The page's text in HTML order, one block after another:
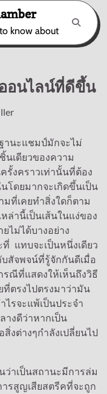
know about
อนไลน์ที่ดีขึ้น
านะแชมป์มักจะไม่
เดียวของความ
รั้งคราวเท่านั้นที่ต้อง
ดยมากจะเกิดขึ้นเป็น
ที่เคยทำสิ่งใดก็ตาม
ล่านี้เป็นเส้นในแง่ของ
ไม่ได้บางอย่าง
แทบจะเป็นหนึ่งเดียว
สัจพจน์ที่รู้จักกันดีเมื่อ
ณีที่แสดงให้เห็นถึงวิธี
ตรงไปตรงมาว่ามัน
ไรจะแพ้เป็นประจำ
างดีว่าหากเป็น
ต่างๆกำลังเปลี่ยนไป
ว่าเป็นสถานะมีการล่ม
ารสูญเสียสตรีคที่จะถูก